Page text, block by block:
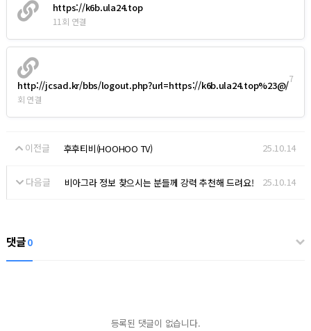
https://k6b.ula24.top
11회 연결
http://jcsad.kr/bbs/logout.php?url=https://k6b.ula24.top%23@/
7
회 연결
이전글 후후티비(HOOHOO TV) 25.10.14
다음글 비아그라 정보 찾으시는 분들께 강력 추천해 드려요! 25.10.14
댓글0
등록된 댓글이 없습니다.